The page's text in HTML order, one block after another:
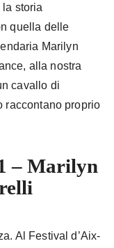
la storia
quella delle
Marilyn
alla nostra
cavallo di
raccontano proprio
– Marilyn
Al Festival d’Aix-